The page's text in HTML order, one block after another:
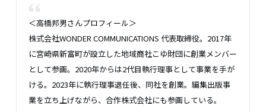
＜高橋邦男さんプロフィール＞
株式会社WONDER COMMUNICATIONS 代表取締役。2017年
に宮崎県新富町が設立した地域商社こゆ財団に創業メンバー
として参画。2020年からは2代目執行理事として事業を手が
ける。2023年に執行理事退任後、同社を創業。編集出版事
業を立ち上げながら、合作株式会社にも参画している。